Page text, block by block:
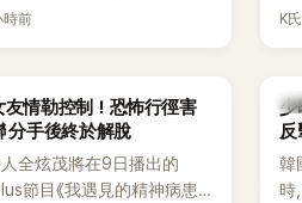
倫戀曝光後一路交往至
My Eyes）正式回歸大銀
後首度以演員身分復出。
上映，她9年前電影中的一
韓網翻出，意外再度掀起
前 K
情勒控制！恐怖行徑害
分手後終於解脫
全炫茂將在9日播出的
節目《我遇見的精神病患》
少
反
韓
時